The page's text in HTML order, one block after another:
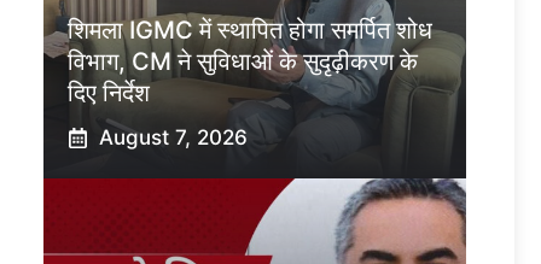
शिमला IGMC में स्थापित होगा समर्पित शोध
विभाग, CM ने सुविधाओं के सुदृढ़ीकरण के
दिए निर्देश
August 7, 2026